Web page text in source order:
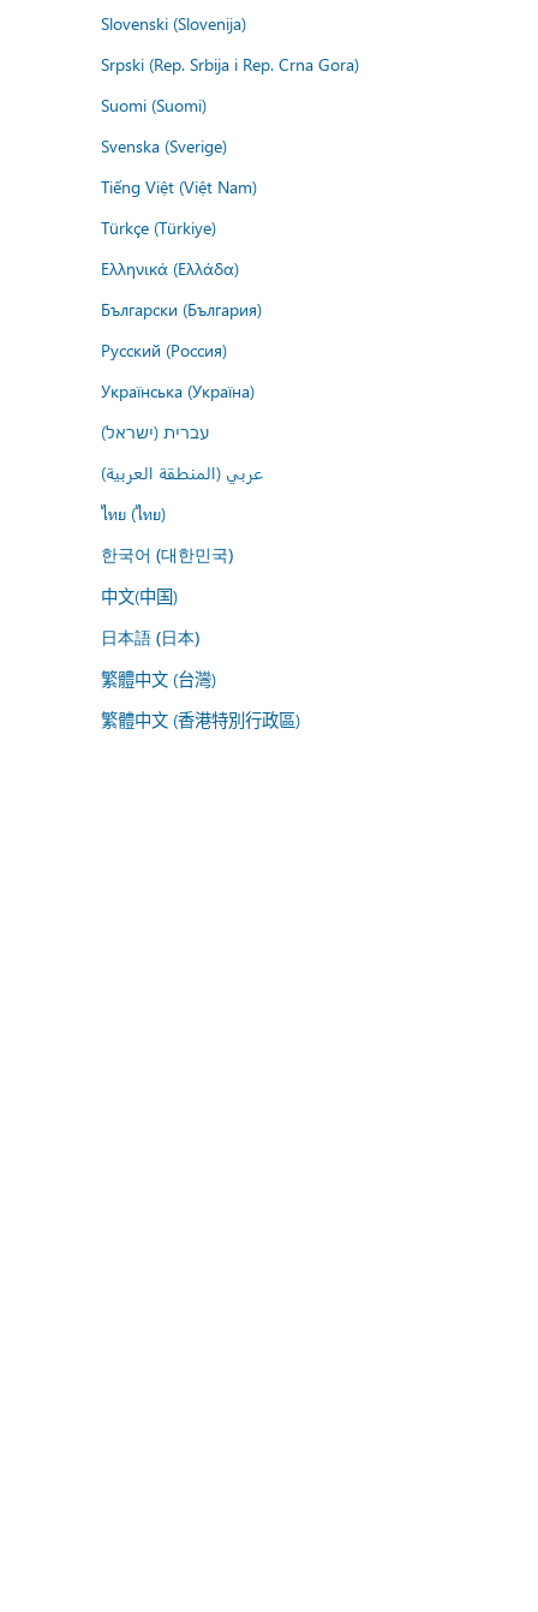
Slovenski (Slovenija)
Srpski (Rep. Srbija i Rep. Crna Gora)
Suomi (Suomi)
Svenska (Sverige)
Tiếng Việt (Việt Nam)
Türkçe (Türkiye)
Ελληνικά (Ελλάδα)
Български (България)
Русский (Россия)
Українська (Україна)
עברית (ישראל)
عربي (المنطقة العربية)
ไทย (ไทย)
한국어 (대한민국)
中文(中国)
日本語 (日本)
繁體中文 (台灣)
繁體中文 (香港特別行政區)